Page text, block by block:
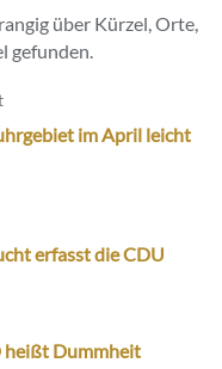
über Kürzel, Orte,
gefunden.
im April leicht
erfasst die CDU
heißt Dummheit